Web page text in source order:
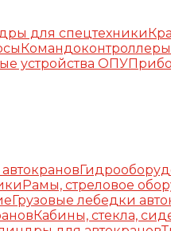
для спецтехники
Командоконтроллеры
устройства ОПУ
Рамы, стреловое
Грузовые лебедки
Кабины, стекла,